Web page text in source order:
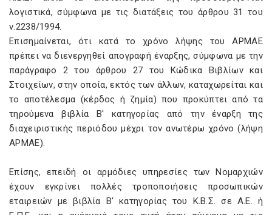
λογιστικά, σύμφωνα με τις διατάξεις του άρθρου 31 του
ν.2238/1994.
Επισημαίνεται, ότι κατά το χρόνο λήψης του ΑΡΜΑΕ
πρέπει να διενεργηθεί απογραφή έναρξης, σύμφωνα με την
παράγραφο 2 του άρθρου 27 του Κώδικα Βιβλίων και
Στοιχείων, στην οποία, εκτός των άλλων, καταχωρείται και
το αποτέλεσμα (κέρδος ή ζημία) που προκύπτει από τα
τηρούμενα βιβλία Β' κατηγορίας από την έναρξη της
διαχειριστικής περιόδου μέχρι τον ανωτέρω χρόνο (λήψη
ΑΡΜΑΕ).
Επίσης, επειδή οι αρμόδιες υπηρεσίες των Νομαρχιών
έχουν εγκρίνει πολλές τροποποιήσεις προσωπικών
εταιρειών με βιβλία Β' κατηγορίας του Κ.Β.Σ. σε Α.Ε. ή